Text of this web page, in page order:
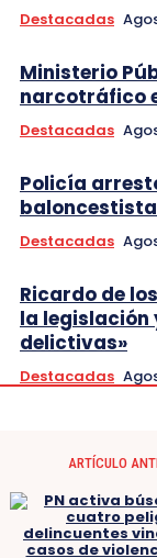
Destacadas
Ministerio
narcotráfico
Destacadas
Policía
baloncestista
Destacadas
Ricardo de
la legislación
delictivas»
Destacadas
ARTÍCULO